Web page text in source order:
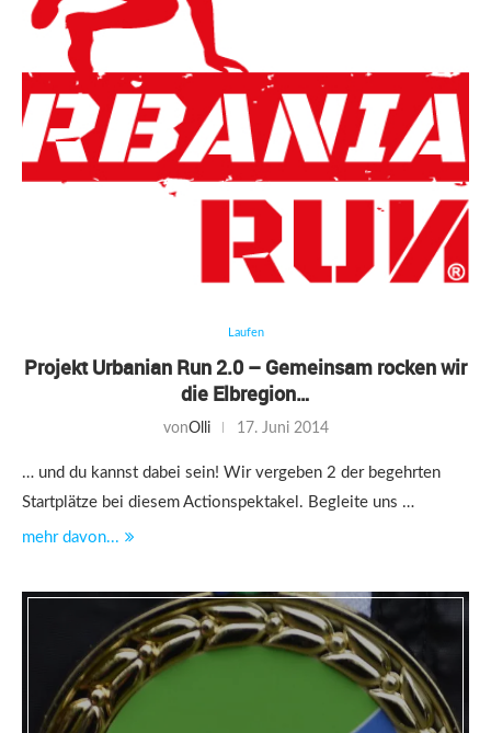
Laufen
Projekt Urbanian Run 2.0 – Gemeinsam rocken wir
die Elbregion…
vonOlli 17. Juni 2014
… und du kannst dabei sein! Wir vergeben 2 der begehrten
Startplätze bei diesem Actionspektakel. Begleite uns …
mehr davon...